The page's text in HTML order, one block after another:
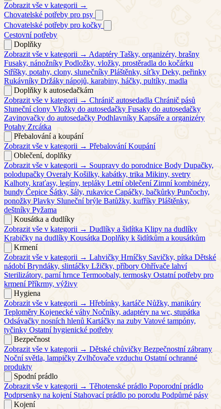
Zobrazit vše v kategorii →
Chovatelské potřeby pro psy
Chovatelské potřeby pro kočky
Cestovní potřeby
Doplňky
Zobrazit vše v kategorii → Adaptéry Tašky, organizéry, brašny
Fusaky, nánožníky Podložky, vložky, prostěradla do kočárku
Stříšky, potahy, clony, slunečníky Pláštěnky, síťky Deky, peřinky
Rukávníky Držáky nápojů, karabiny, háčky, pultíky, madla
Doplňky k autosedačkám
Zobrazit vše v kategorii → Chránič autosedadla Chránič pásů
Sluneční clony Vložky do autosedačky Fusaky do autosedačky
Zavinovačky do autosedačky Podhlavníky Kapsáře a organizéry
Potahy Zrcátka
Přebalování a koupání
Zobrazit vše v kategorii → Přebalování Koupání
Oblečení, doplňky
Zobrazit vše v kategorii → Soupravy do porodnice Body Dupačky,
polodupačky Overaly Košilky, kabátky, trika Mikiny, svetry
Kalhoty, kraťasy, legíny, tepláky Letní oblečení Zimní kombinézy,
bundy Čepice Šátky, šály, rukavice Capáčky, bačkůrky Punčochy,
ponožky Plavky Sluneční brýle Batůžky, kufříky Pláštěnky,
deštníky Pyžama
Kousátka a dudlíky
Zobrazit vše v kategorii → Dudlíky a šidítka Klipy na dudlíky
Krabičky na dudlíky Kousátka Doplňky k šidítkům a kousátkům
Krmení
Zobrazit vše v kategorii → Lahvičky Hrníčky Savičky, pítka Dětské
nádobí Bryndáky, slintáčky Lžičky, příbory Ohřívače lahví
Sterilizátory, parní hrnce Termoobaly, termosky Ostatní potřeby pro
krmení Příkrmy, výživy
Hygiena
Zobrazit vše v kategorii → Hřebínky, kartáče Nůžky, manikúry
Teploměry Kojenecké váhy Nočníky, adaptéry na wc, stupátka
Odsávačky nosních hlenů Kartáčky na zuby Vatové tampóny,
tyčinky Ostatní hygienické potřeby
Bezpečnost
Zobrazit vše v kategorii → Dětské chůvičky Bezpečnostní zábrany
Noční světla, lampičky Zvlhčovače vzduchu Ostatní ochranné
produkty
Spodní prádlo
Zobrazit vše v kategorii → Těhotenské prádlo Poporodní prádlo
Podprsenky na kojení Stahovací prádlo po porodu Podpůrné pásy
Kojení